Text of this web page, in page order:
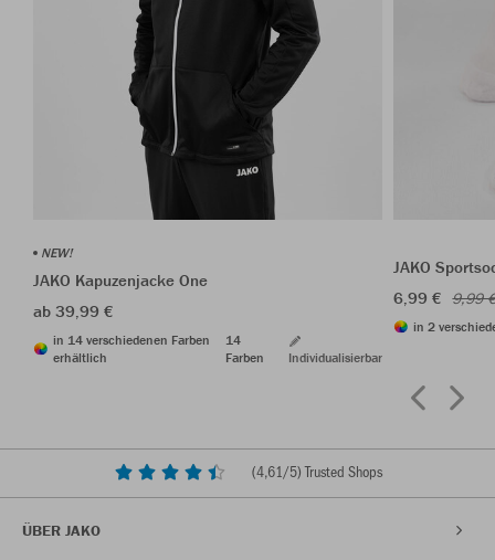
NEW!
JAKO Kapuzenjacke One
ab 39,99 €
in 14 verschiedenen Farben
erhältlich
14
Farben
Individualisierbar
JAKO
6,99 € 9,99
in 2
(4,61/5) Trusted Shops
ÜBER JAKO